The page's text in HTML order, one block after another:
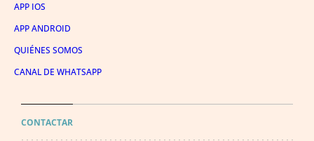
APP IOS
APP ANDROID
QUIÉNES SOMOS
CANAL DE WHATSAPP
CONTACTAR